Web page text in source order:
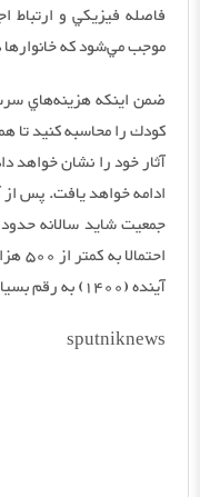
فاصله فيزيكي و ارتباط
موجب مي‌شود كه خانوارها
ضمن اينكه هزينه‌هاي
كودك را محاسبه كنيد تا
آثار خود را نشان خواهد
ادامه خواهد يافت. پس
آينده (1400) به رقم بسيار پايين‌تري برسد و بعيد نيست كه رشد جمعيت به صفر برسد.
sputniknews